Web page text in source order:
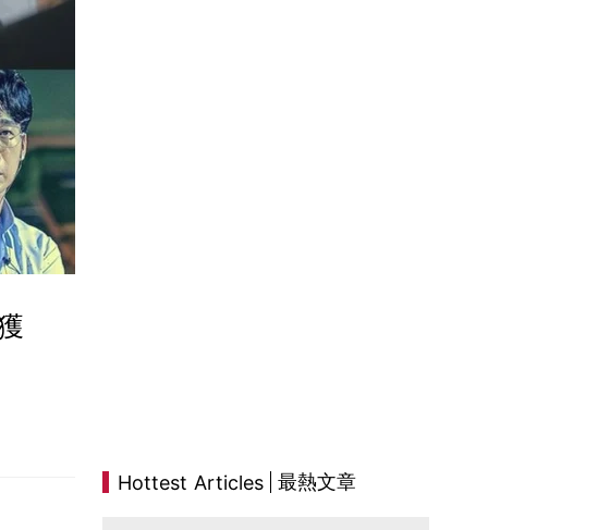
Hottest Articles 最熱文章